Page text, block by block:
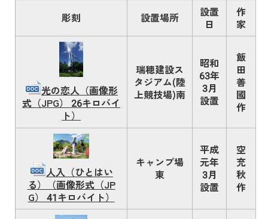
彫刻 設置場所
設置
日
作
家
光の恋人（画像形
式（JPG） 26キロバイ
ト）
瑞穂建設ス
タジアム(陸
上競技場)南
昭和
63年
3月
設置
飯
田
善
國
作
人入（ひとはい
る）（画像形式（JP
G） 41キロバイト）
キャンプ場
東
平成
元年
3月
設置
空
充
秋
作